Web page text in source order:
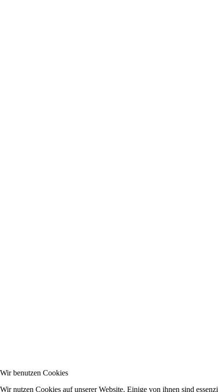
Wir benutzen Cookies
Wir nutzen Cookies auf unserer Website. Einige von ihnen sind